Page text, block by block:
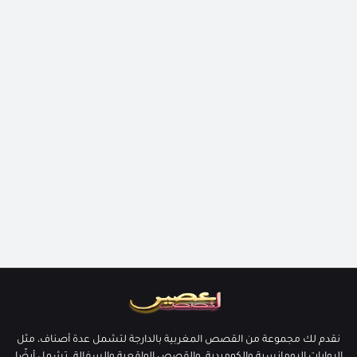
نقدم لك مجموعة من القصص المغربية بالدارجة لتشمل عدة أصناف، مثل